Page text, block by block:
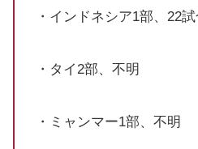
・インドネシア1部、22
・タイ2部、不明
・ミャンマー1部、不明